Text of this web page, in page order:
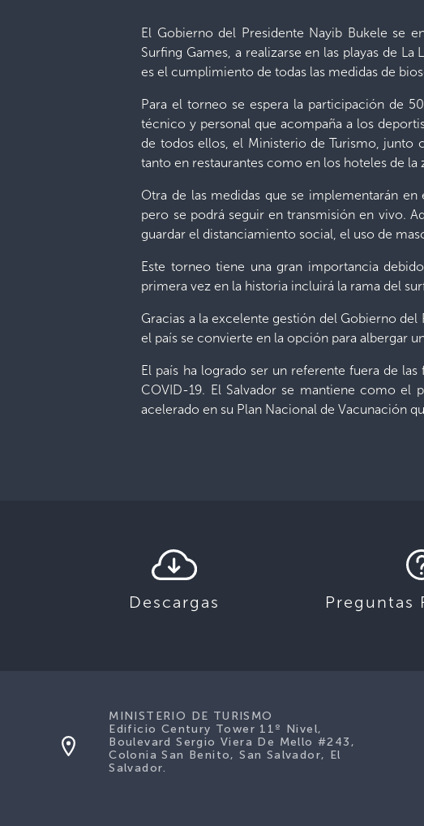
El Gobierno del Presidente Nayib Bukele se
Surfing Games, a realizarse en las playas de
es el cumplimiento de todas las medidas de
Para el torneo se espera la participación de
técnico y personal que acompaña a los
de todos ellos, el Ministerio de Turismo, junto
tanto en restaurantes como en los hoteles de
Otra de las medidas que se implementarán
pero se podrá seguir en transmisión en vivo.
guardar el distanciamiento social, el uso de
Este torneo tiene una gran importancia
primera vez en la historia incluirá la rama del
Gracias a la excelente gestión del Gobierno
el país se convierte en la opción para albergar
El país ha logrado ser un referente fuera de
COVID-19. El Salvador se mantiene como el
acelerado en su Plan Nacional de Vacunación
Descargas Preguntas
MINISTERIO DE TURISMO
Edificio Century Tower 11º Nivel,
Boulevard Sergio Viera De Mello #243,
Colonia San Benito, San Salvador, El
Salvador.